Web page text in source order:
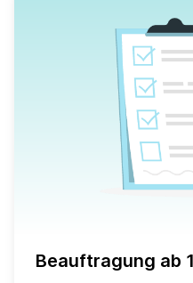
Beauftragung ab